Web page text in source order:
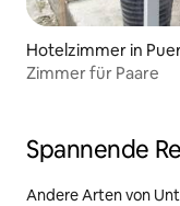
Hotelzimmer in
Zimmer für Paare
Spannende
Andere Arten von